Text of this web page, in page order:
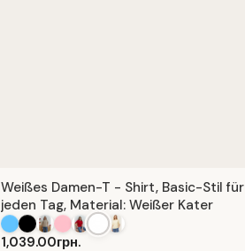
Weißes Damen-T - Shirt, Basic-Stil für
jeden Tag, Material: Weißer Kater
1,039.00грн.